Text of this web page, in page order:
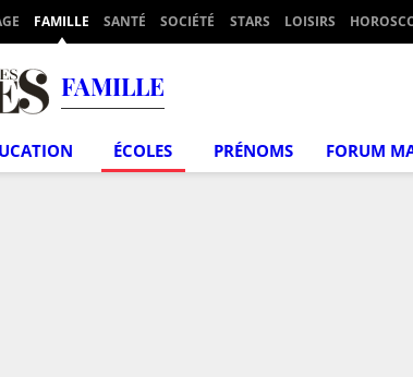
FAMILLE SANTÉ SOCIÉTÉ STARS LOISIRS
FAMILLE
ÉCOLES PRÉNOMS FORUM